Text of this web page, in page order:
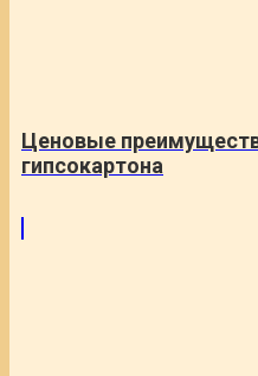
Ценовые
гипсокартона